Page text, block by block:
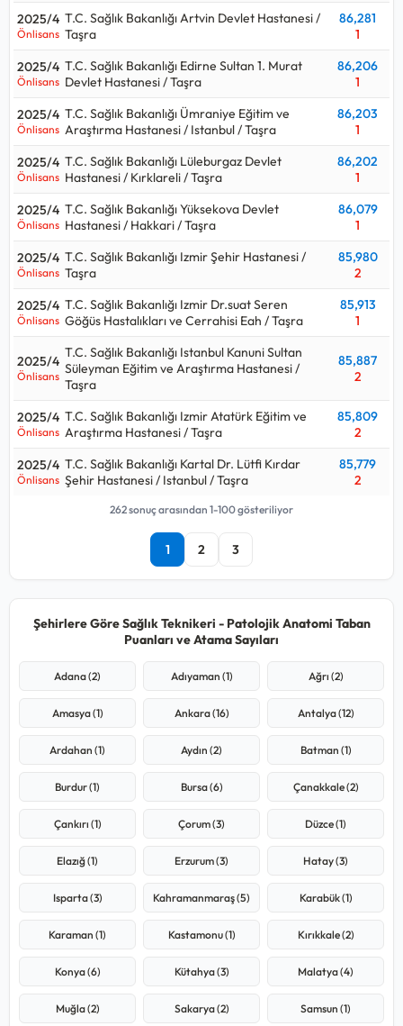
2025/4
Önlisans
T.C. Sağlık Bakanlığı Artvin Devlet Hastanesi /
Taşra
86,281
1
2025/4
Önlisans
T.C. Sağlık Bakanlığı Edirne Sultan 1. Murat
Devlet Hastanesi / Taşra
86,206
1
2025/4
Önlisans
T.C. Sağlık Bakanlığı Ümraniye Eğitim ve
Araştırma Hastanesi / Istanbul / Taşra
86,203
1
2025/4
Önlisans
T.C. Sağlık Bakanlığı Lüleburgaz Devlet
Hastanesi / Kırklareli / Taşra
86,202
1
2025/4
Önlisans
T.C. Sağlık Bakanlığı Yüksekova Devlet
Hastanesi / Hakkari / Taşra
86,079
1
2025/4
Önlisans
T.C. Sağlık Bakanlığı Izmir Şehir Hastanesi /
Taşra
85,980
2
2025/4
Önlisans
T.C. Sağlık Bakanlığı Izmir Dr.suat Seren
Göğüs Hastalıkları ve Cerrahisi Eah / Taşra
85,913
1
2025/4
Önlisans
T.C. Sağlık Bakanlığı Istanbul Kanuni Sultan
Süleyman Eğitim ve Araştırma Hastanesi /
Taşra
85,887
2
2025/4
Önlisans
T.C. Sağlık Bakanlığı Izmir Atatürk Eğitim ve
Araştırma Hastanesi / Taşra
85,809
2
2025/4
Önlisans
T.C. Sağlık Bakanlığı Kartal Dr. Lütfi Kırdar
Şehir Hastanesi / Istanbul / Taşra
85,779
2
262 sonuç arasından 1-100 gösteriliyor
1 2 3
Şehirlere Göre Sağlık Teknikeri - Patolojik Anatomi Taban
Puanları ve Atama Sayıları
Adana (2) Adıyaman (1) Ağrı (2)
Amasya (1) Ankara (16) Antalya (12)
Ardahan (1) Aydın (2) Batman (1)
Burdur (1) Bursa (6) Çanakkale (2)
Çankırı (1) Çorum (3) Düzce (1)
Elazığ (1) Erzurum (3) Hatay (3)
Isparta (3) Kahramanmaraş (5) Karabük (1)
Karaman (1) Kastamonu (1) Kırıkkale (2)
Konya (6) Kütahya (3) Malatya (4)
Muğla (2) Sakarya (2) Samsun (1)